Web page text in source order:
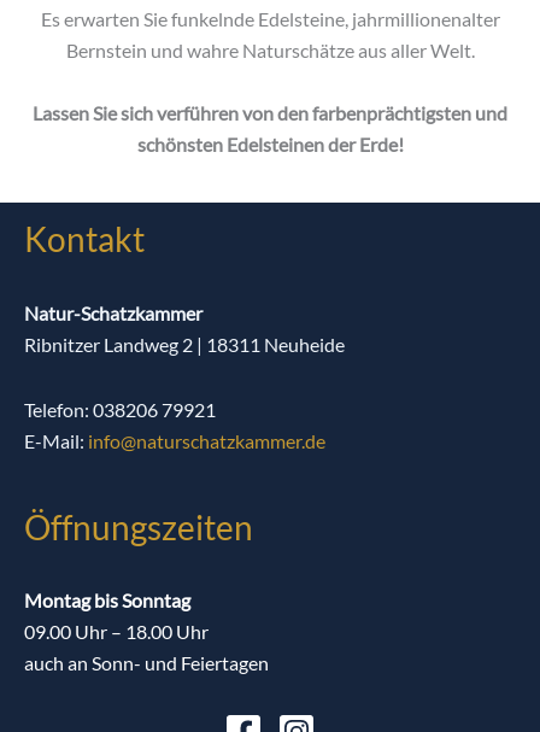
Es erwarten Sie funkelnde Edelsteine, jahrmillionenalter
Bernstein und wahre Naturschätze aus aller Welt.
Lassen Sie sich verführen von den farbenprächtigsten und
schönsten Edelsteinen der Erde!
Kontakt
Natur-Schatzkammer
Ribnitzer Landweg 2 | 18311 Neuheide
Telefon: 038206 79921
E-Mail: info@naturschatzkammer.de
Öffnungszeiten
Montag bis Sonntag
09.00 Uhr – 18.00 Uhr
auch an Sonn- und Feiertagen